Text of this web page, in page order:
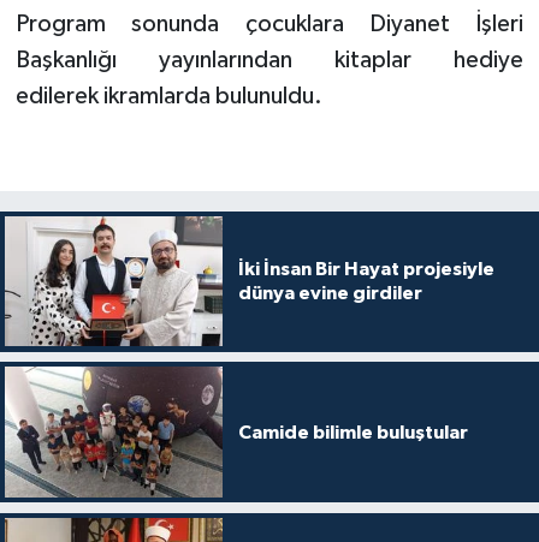
Program sonunda çocuklara Diyanet İşleri
Başkanlığı yayınlarından kitaplar hediye
edilerek ikramlarda bulunuldu.
İki İnsan Bir Hayat projesiyle
dünya evine girdiler
Camide bilimle buluştular
Gümüşhane Müftülüğü
Hakkari Müftülüğü
Iğdır Müftülüğü
Isparta Müftülüğü
İstanbul Müftülüğü
İzmir Müftülüğü
Kahramanmaraş Müftülüğü
Karabük Müftülüğü